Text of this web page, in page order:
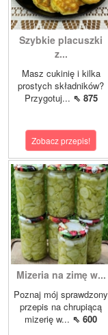
Szybkie placuszki
z...
Masz cukinię i kilka
prostych składników?
Przygotuj... ⇖ 875
Zobacz przepis!
Mizeria na zimę w...
Poznaj mój sprawdzony
przepis na chrupiącą
mizerię w... ⇖ 600